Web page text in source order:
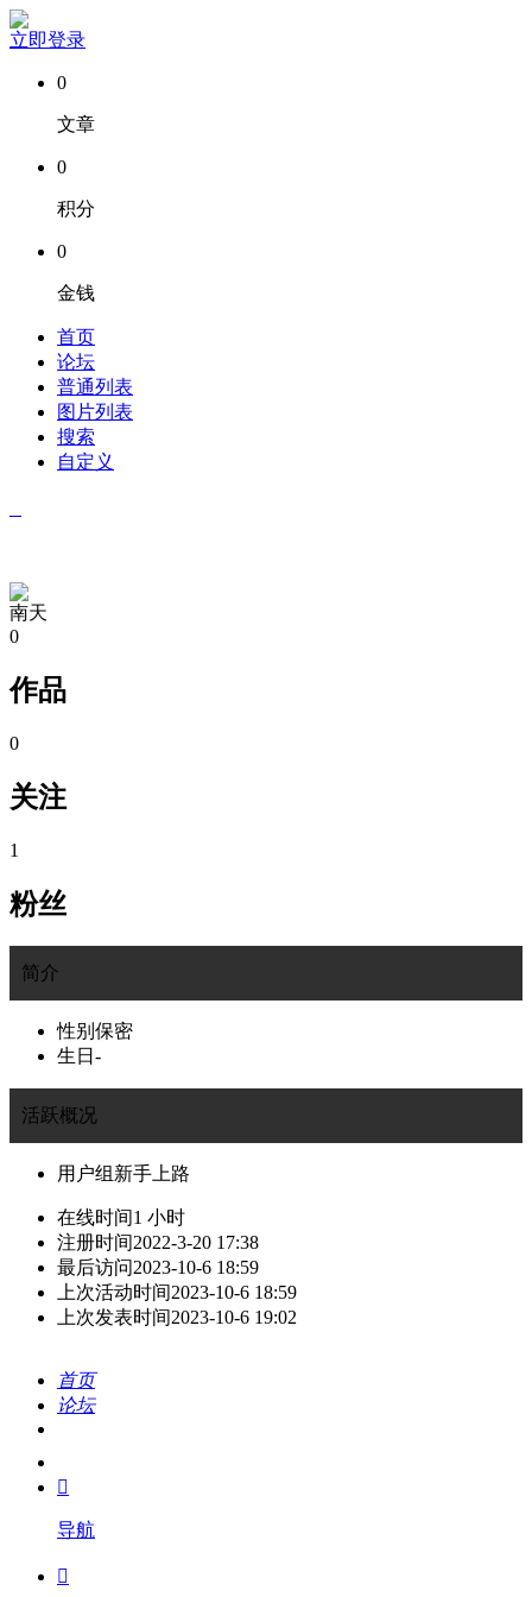
立即登录
0
文章
0
积分
0
金钱
首页
论坛
普通列表
图片列表
搜索
自定义
南天
0
作品
0
关注
1
粉丝
简介
性别 保密
生日 -
活跃概况
用户组 新手上路
在线时间1 小时
注册时间2022-3-20 17:38
最后访问2023-10-6 18:59
上次活动时间2023-10-6 18:59
上次发表时间2023-10-6 19:02
首页
论坛
我的

导航
